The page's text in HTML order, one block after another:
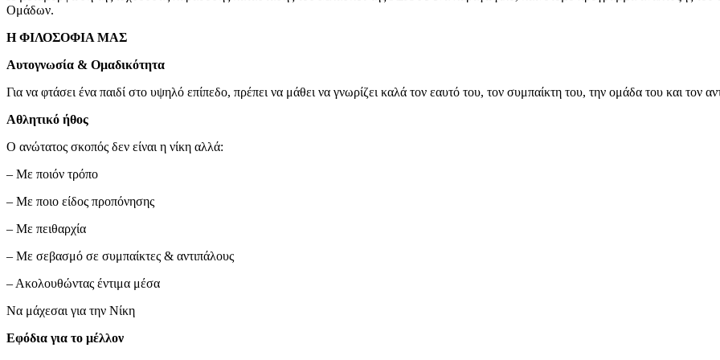
Ομάδων.
Η ΦΙΛΟΣΟΦΙΑ ΜΑΣ
Αυτογνωσία & Ομαδικότητα
Για να φτάσει ένα παιδί στο υψηλό επίπεδο, πρέπει να μάθει να γνωρίζει καλά τον εαυτό του, τον συμπαίκτη του, την ομάδα του και τον
Αθλητικό ήθος
Ο ανώτατος σκοπός δεν είναι η νίκη αλλά:
– Με ποιόν τρόπο
– Με ποιο είδος προπόνησης
– Με πειθαρχία
– Με σεβασμό σε συμπαίκτες & αντιπάλους
– Ακολουθώντας έντιμα μέσα
Να μάχεσαι για την Νίκη
Εφόδια για το μέλλον